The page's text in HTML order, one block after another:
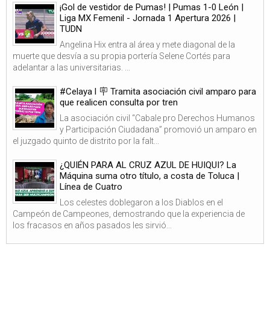
¡Gol de vestidor de Pumas! | Pumas 1-0 León |
Liga MX Femenil - Jornada 1 Apertura 2026 |
TUDN
Angelina Hix entra al área y mete diagonal de la
muerte que desvía a su propia portería Selene Cortés para
adelantar a las universitarias. ...
#Celaya l 🪧 Tramita asociación civil amparo para
que realicen consulta por tren
La asociación civil “Cabale pro Derechos Humanos
y Participación Ciudadana” promovió un amparo en
el juzgado quinto de distrito por la falt...
¿QUIÉN PARA AL CRUZ AZUL DE HUIQUI? La
Máquina suma otro título, a costa de Toluca |
Línea de Cuatro
Los celestes doblegaron a los Diablos en el
Campeón de Campeones, demostrando que la experiencia de
los fracasos en años pasados les sirvió...